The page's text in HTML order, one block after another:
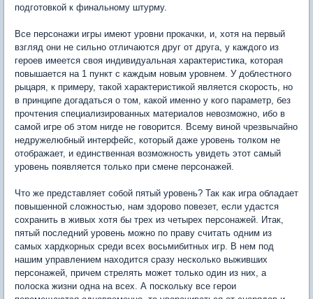
подготовкой к финальному штурму.
Все персонажи игры имеют уровни прокачки, и, хотя на первый
взгляд они не сильно отличаются друг от друга, у каждого из
героев имеется своя индивидуальная характеристика, которая
повышается на 1 пункт с каждым новым уровнем. У доблестного
рыцаря, к примеру, такой характеристикой является скорость, но
в принципе догадаться о том, какой именно у кого параметр, без
прочтения специализированных материалов невозможно, ибо в
самой игре об этом нигде не говорится. Всему виной чрезвычайно
недружелюбный интерфейс, который даже уровень толком не
отображает, и единственная возможность увидеть этот самый
уровень появляется только при смене персонажей.
Что же представляет собой пятый уровень? Так как игра обладает
повышенной сложностью, нам здорово повезет, если удастся
сохранить в живых хотя бы трех из четырех персонажей. Итак,
пятый последний уровень можно по праву считать одним из
самых хардкорных среди всех восьмибитных игр. В нем под
нашим управлением находится сразу несколько выживших
персонажей, причем стрелять может только один из них, а
полоска жизни одна на всех. А поскольку все герои